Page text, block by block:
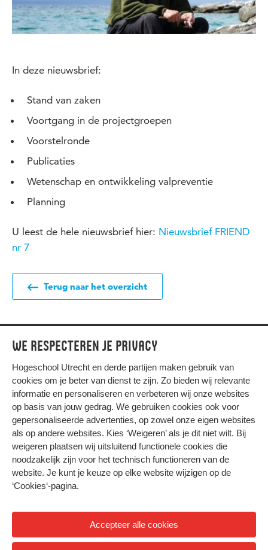
We respecteren je privacy
Hogeschool Utrecht en derde partijen maken gebruik van
cookies om je beter van dienst te zijn. Zo bieden wij relevante
informatie en personaliseren en verbeteren wij onze websites
op basis van jouw gedrag. We gebruiken cookies ook voor
gepersonaliseerde advertenties, op zowel onze eigen websites
als op andere websites. Kies ‘Weigeren’ als je dit niet wilt. Bij
weigeren plaatsen wij uitsluitend functionele cookies die
noodzakelijk zijn voor het technisch functioneren van de
website. Je kunt je keuze op elke website wijzigen op de
‘Cookies‘-pagina.
Accepteer alle cookies
In deze nieuwsbrief:
Stand van zaken
Voortgang in de projectgroepen
Voorstelronde
Publicaties
Wetenschap en ontwikkeling valpreventie
Planning
U leest de hele nieuwsbrief hier: Nieuwsbrief FRIEND
nr 7
Terug naar het overzicht
HIER KOMT ALLES SAMEN
Privacy
Cookies